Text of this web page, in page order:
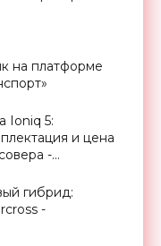
на платформе
Ioniq 5:
и цена
-
гибрид:
-